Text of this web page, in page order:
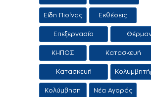
Είδη Πισίνας Εκθέσεις
Επεξεργασία
Νερού
ΚΗΠΟΣ
Κατασκευή
εμπορία αιθρίων
Κατασκευή
εμπορία
κολυμβητικών
Κολύμβηση Νέα Αγοράς